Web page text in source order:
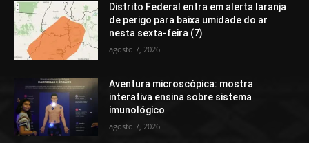
Distrito Federal entra em alerta laranja
de perigo para baixa umidade do ar
nesta sexta-feira (7)
agosto 7, 2026
Aventura microscópica: mostra
interativa ensina sobre sistema
imunológico
agosto 7, 2026